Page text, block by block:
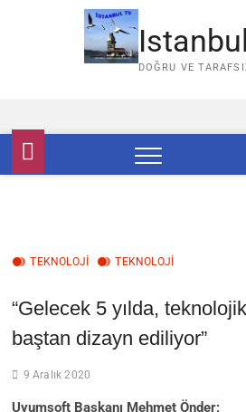
DOĞRU VE
TEKNOLOJİ TEKNOLOJI
“Gelecek 5 yılda,
baştan dizayn ediliyor”
9 Aralık 2020
Uyumsoft Başkanı Mehmet Önder;